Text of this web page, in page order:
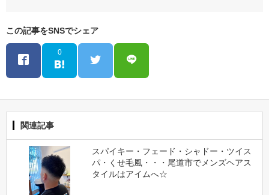
この記事をSNSでシェア
0
関連記事
スパイキー・フェード・シャドー・ツイス
パ・くせ毛風・・・尾道市でメンズヘアス
タイルはアイムへ☆